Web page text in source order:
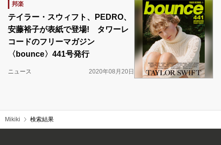
邦楽
テイラー・スウィフト、PEDRO、
安藤裕子が表紙で登場! タワーレ
コードのフリーマガジン
〈bounce〉441号発行
ニュース 2020年08月20日
Mikiki 検索結果